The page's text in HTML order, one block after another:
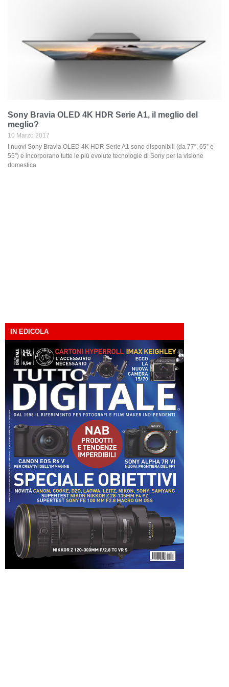
Sony Bravia OLED 4K HDR Serie A1, il meglio del
meglio?
10 Marzo 2017
I nuovi Sony Bravia OLED 4K HDR Serie A1 sono disponibili (da 77”, 65” e
55”) e incorporano tutte le più evolute tecnologie di Sony per la visione
domestica
IN EDICOLA